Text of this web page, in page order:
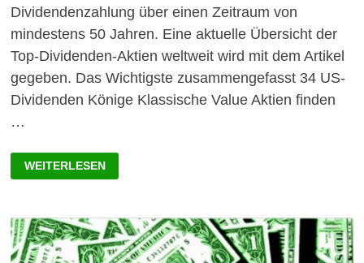
Dividendenzahlung über einen Zeitraum von
mindestens 50 Jahren. Eine aktuelle Übersicht der
Top-Dividenden-Aktien weltweit wird mit dem Artikel
gegeben. Das Wichtigste zusammengefasst 34 US-
Dividenden Könige Klassische Value Aktien finden
…
TOP-
DIVIDENDEN-
AKTIEN
LISTE
MIT
DIVIDENDEN
KÖNIGEN
WEITERLESEN